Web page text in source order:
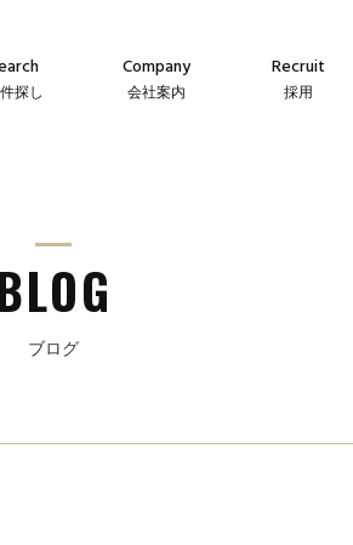
探し
販売物件
Company
会社案内
Recruit
採用
ブログ